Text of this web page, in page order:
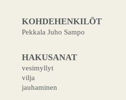
KOHDEHENKILÖT
Pekkala Juho Sampo
HAKUSANAT
vesimyllyt
vilja
jauhaminen